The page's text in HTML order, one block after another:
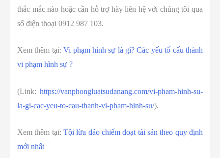
thắc mắc nào hoặc cần hỗ trợ hãy liên hệ với chúng tôi qua
số điện thoại 0912 987 103.
Xem thêm tại:Vi phạm hình sự là gì? Các yếu tố cấu thành
vi phạm hình sự ?
(Link: https://vanphongluatsudanang.com/vi-pham-hinh-su-
la-gi-cac-yeu-to-cau-thanh-vi-pham-hinh-su/).
Xem thêm tại: Tội lừa đảo chiếm đoạt tài sản theo quy định
mới nhất